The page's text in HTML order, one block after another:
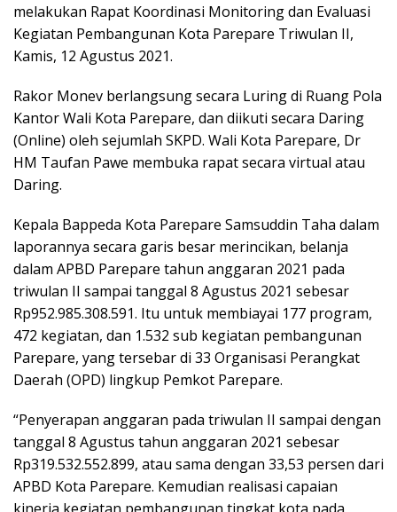
melakukan Rapat Koordinasi Monitoring dan Evaluasi
Kegiatan Pembangunan Kota Parepare Triwulan II,
Kamis, 12 Agustus 2021.
Rakor Monev berlangsung secara Luring di Ruang Pola
Kantor Wali Kota Parepare, dan diikuti secara Daring
(Online) oleh sejumlah SKPD. Wali Kota Parepare, Dr
HM Taufan Pawe membuka rapat secara virtual atau
Daring.
Kepala Bappeda Kota Parepare Samsuddin Taha dalam
laporannya secara garis besar merincikan, belanja
dalam APBD Parepare tahun anggaran 2021 pada
triwulan II sampai tanggal 8 Agustus 2021 sebesar
Rp952.985.308.591. Itu untuk membiayai 177 program,
472 kegiatan, dan 1.532 sub kegiatan pembangunan
Parepare, yang tersebar di 33 Organisasi Perangkat
Daerah (OPD) lingkup Pemkot Parepare.
“Penyerapan anggaran pada triwulan II sampai dengan
tanggal 8 Agustus tahun anggaran 2021 sebesar
Rp319.532.552.899, atau sama dengan 33,53 persen dari
APBD Kota Parepare. Kemudian realisasi capaian